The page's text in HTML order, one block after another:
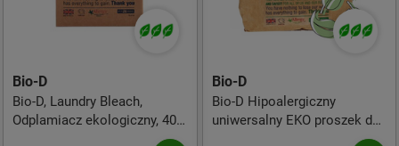
Bio-D
Bio-D, Laundry Bleach,
Odplamiacz ekologiczny, 400
Bio-D
Bio-D Hipoalergiczny
uniwersalny EKO proszek do